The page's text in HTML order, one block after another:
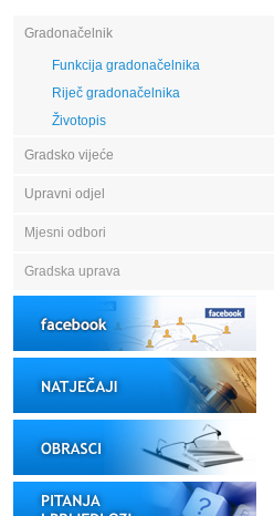
Gradonačelnik
Funkcija gradonačelnika
Riječ gradonačelnika
Životopis
Gradsko vijeće
Upravni odjel
Mjesni odbori
Gradska uprava